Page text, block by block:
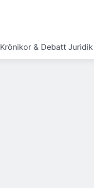
Krönikor & Debatt Juridik